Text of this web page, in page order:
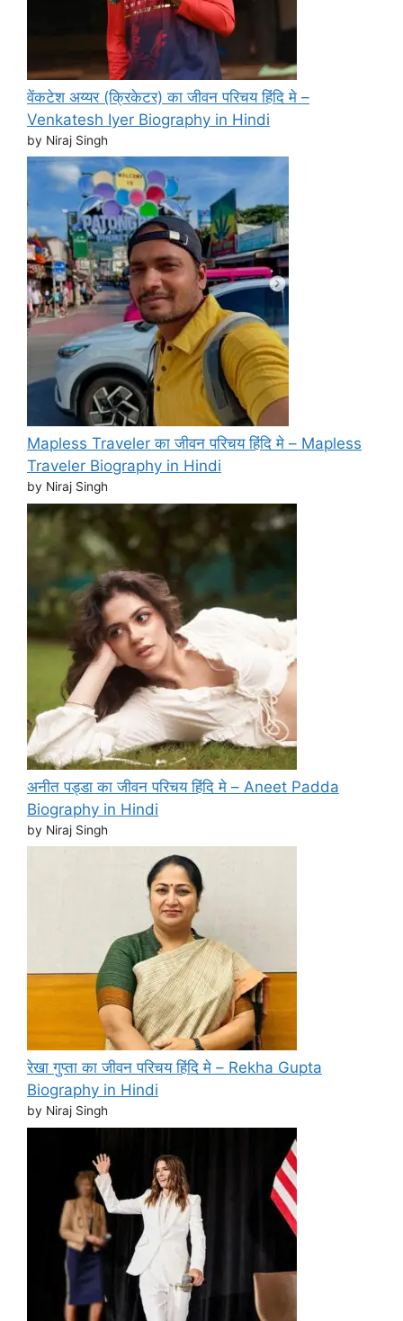
वेंकटेश अय्यर (क्रिकेटर) का जीवन परिचय हिंदि मे –
Venkatesh Iyer Biography in Hindi
by Niraj Singh
Mapless Traveler का जीवन परिचय हिंदि मे – Mapless
Traveler Biography in Hindi
by Niraj Singh
अनीत पड्डा का जीवन परिचय हिंदि मे – Aneet Padda
Biography in Hindi
by Niraj Singh
रेखा गुप्ता का जीवन परिचय हिंदि मे – Rekha Gupta
Biography in Hindi
by Niraj Singh